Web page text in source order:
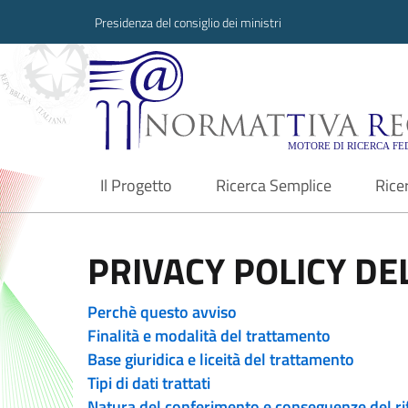
Presidenza del consiglio dei ministri
Normattiva
Il Progetto
current Ricerca Semplice
PRIVACY POLICY
Perchè questo avviso
Finalità e modalità del trattamento
Base giuridica e liceità del trattamento
Tipi di dati trattati